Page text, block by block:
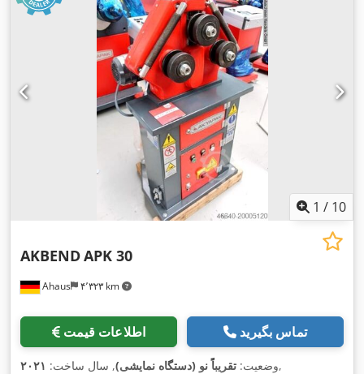
1 / 10
Ahaus ۴٬۳۲۳ km
AKBENDAPK 30
اطلاعات قیمت تماس بگیرید
وضعیت: تقریباً نو (دستگاه نمایشی), سال ساخت: ۲۰۲۱ ,